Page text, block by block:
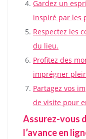
Gardez un
inspiré par les
Respectez les
du lieu.
Profitez des
imprégner
Partagez vos
de visite pour
Assurez-vous
l’avance en